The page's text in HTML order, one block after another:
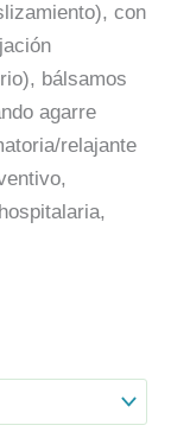
con
bálsamos
agarre
relajante